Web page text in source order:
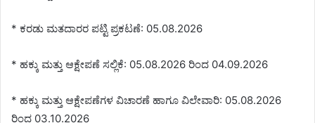
* ಕರಡು ಮತದಾರರ ಪಟ್ಟಿ ಪ್ರಕಟಣೆ: 05.08.2026
* ಹಕ್ಕು ಮತ್ತು ಆಕ್ಷೇಪಣೆ ಸಲ್ಲಿಕೆ: 05.08.2026 ರಿಂದ 04.09.2026
* ಹಕ್ಕು ಮತ್ತು ಆಕ್ಷೇಪಣೆಗಳ ವಿಚಾರಣೆ ಹಾಗೂ ವಿಲೇವಾರಿ: 05.08.2026
ರಿಂದ 03.10.2026